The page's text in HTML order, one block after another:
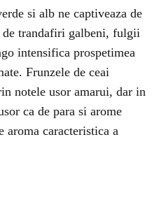
si alb ne captiveaza de
trandafiri galbeni, fulgii
intensifica prospetimea
Frunzele de ceai
notele usor amarui, dar in
ca de para si arome
aroma caracteristica a